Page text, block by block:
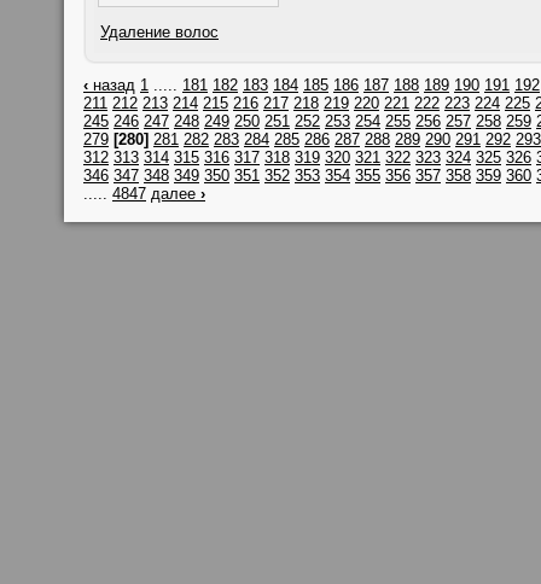
Удаление волос
‹ назад 1 ..... 181 182 183 184 185 186 187 188 189 190 191 192
211 212 213 214 215 216 217 218 219 220 221 222 223 224 225
245 246 247 248 249 250 251 252 253 254 255 256 257 258 259
279 [280] 281 282 283 284 285 286 287 288 289 290 291 292 293
312 313 314 315 316 317 318 319 320 321 322 323 324 325 326
346 347 348 349 350 351 352 353 354 355 356 357 358 359 360
..... 4847 далее ›